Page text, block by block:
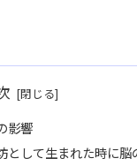
影響
として生まれた時に